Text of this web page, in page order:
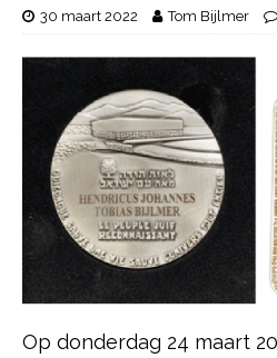
30 maart 2022 Tom Bijlmer
Op donderdag 24 maart